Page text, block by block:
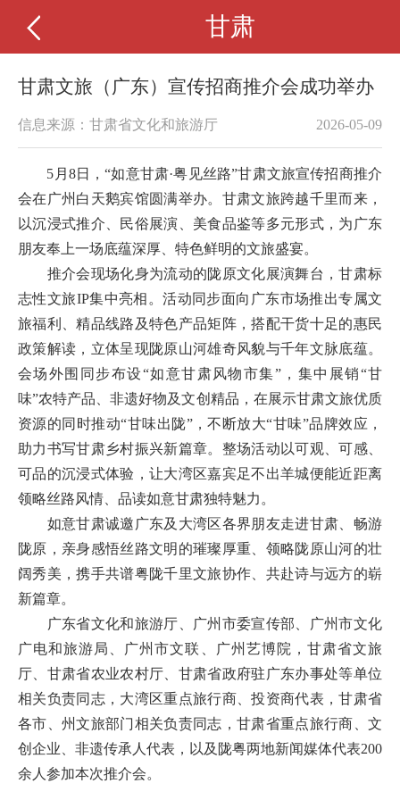
甘肃
甘肃文旅（广东）宣传招商推介会成功举办
信息来源：甘肃省文化和旅游厅 2026-05-09
5月8日，“如意甘肃·粤见丝路”甘肃文旅宣传招商推介
会在广州白天鹅宾馆圆满举办。甘肃文旅跨越千里而来，
以沉浸式推介、民俗展演、美食品鉴等多元形式，为广东
朋友奉上一场底蕴深厚、特色鲜明的文旅盛宴。
推介会现场化身为流动的陇原文化展演舞台，甘肃标
志性文旅IP集中亮相。活动同步面向广东市场推出专属文
旅福利、精品线路及特色产品矩阵，搭配干货十足的惠民
政策解读，立体呈现陇原山河雄奇风貌与千年文脉底蕴。
会场外围同步布设“如意甘肃风物市集”，集中展销“甘
味”农特产品、非遗好物及文创精品，在展示甘肃文旅优质
资源的同时推动“甘味出陇”，不断放大“甘味”品牌效应，
助力书写甘肃乡村振兴新篇章。整场活动以可观、可感、
可品的沉浸式体验，让大湾区嘉宾足不出羊城便能近距离
领略丝路风情、品读如意甘肃独特魅力。
如意甘肃诚邀广东及大湾区各界朋友走进甘肃、畅游
陇原，亲身感悟丝路文明的璀璨厚重、领略陇原山河的壮
阔秀美，携手共谱粤陇千里文旅协作、共赴诗与远方的崭
新篇章。
广东省文化和旅游厅、广州市委宣传部、广州市文化
广电和旅游局、广州市文联、广州艺博院，甘肃省文旅
厅、甘肃省农业农村厅、甘肃省政府驻广东办事处等单位
相关负责同志，大湾区重点旅行商、投资商代表，甘肃省
各市、州文旅部门相关负责同志，甘肃省重点旅行商、文
创企业、非遗传承人代表，以及陇粤两地新闻媒体代表200
余人参加本次推介会。